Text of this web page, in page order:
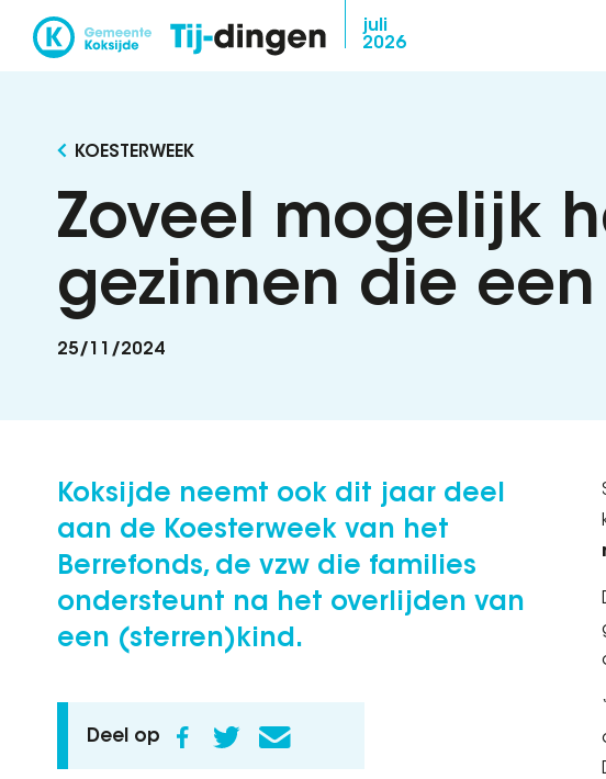
Overslaan
juli
2026
KOESTERWEEK
Zoveel mogelijk
gezinnen die
25/11/2024
Koksijde neemt ook dit jaar deel
aan de Koesterweek van het
Berrefonds, de vzw die families
ondersteunt na het overlijden van
een (sterren)kind.
Deel op